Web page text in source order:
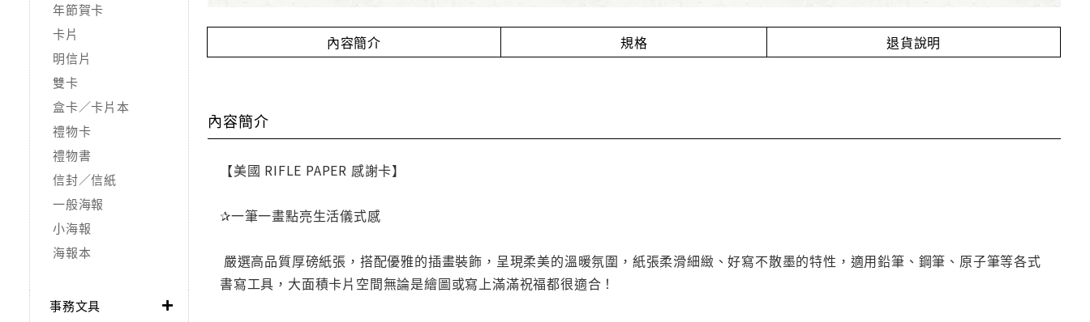
年節賀卡
卡片
明信片
雙卡
盒卡／卡片本
禮物卡
禮物書
信封／信紙
一般海報
小海報
海報本
事務文具
內容簡介 規格 退貨說明
內容簡介
【美國 RIFLE PAPER 感謝卡】
✰一筆一畫點亮生活儀式感
嚴選高品質厚磅紙張，搭配優雅的插畫裝飾，呈現柔美的溫暖氛圍，紙張柔滑細緻、好寫不散墨的特性，適用鉛筆、鋼筆、原子筆等各式
書寫工具，大面積卡片空間無論是繪圖或寫上滿滿祝福都很適合！